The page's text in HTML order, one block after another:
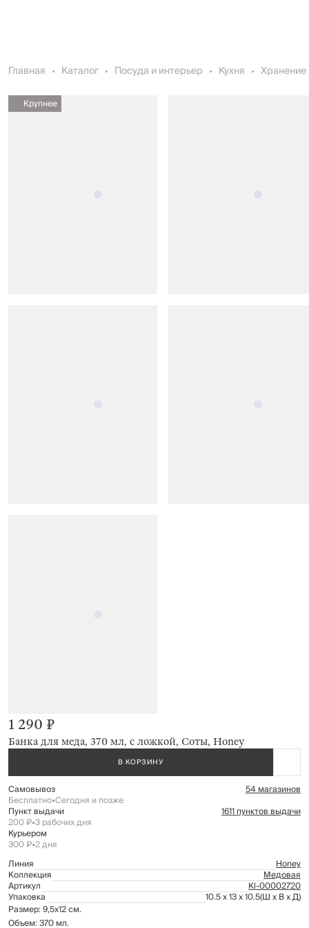
Главная Каталог Посуда и интерьер Кухня Хранение
Крупнее
Банка для меда, 370 мл, с ложкой, Соты, Honey
1 290 ₽
В КОРЗИНУ
Самовывоз 54 магазинов
Бесплатно•Сегодня и позже
Пункт выдачи 1611 пунктов выдачи
200 ₽•3 рабочих дня
Курьером
300 ₽•2 дня
Линия
Honey
Коллекция Медовая
Артикул Kl-00002720
Упаковка 10.5 x 13 x 10.5(Ш x В x Д)
Размер: 9,5x12 см.
Объем: 370 мл.